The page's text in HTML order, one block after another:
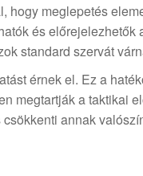
hogy meglepetés
és előrejelezhetők
standard szervát
érnek el. Ez a
megtartják a taktikai
annak